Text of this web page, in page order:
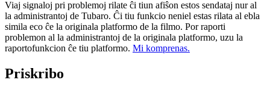
Viaj signaloj pri problemoj rilate ĉi tiun afiŝon estos sendataj nur al
la administrantoj de Tubaro. Ĉi tiu funkcio neniel estas rilata al ebla
simila eco ĉe la originala platformo de la filmo. Por raporti
problemon al la administrantoj de la originala platformo, uzu la
raportofunkcion ĉe tiu platformo. Mi komprenas.
Priskribo